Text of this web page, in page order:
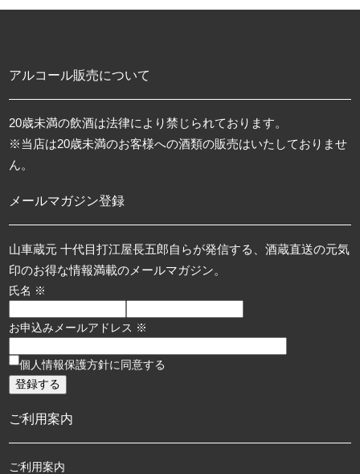
アルコール販売について
20歳未満の飲酒は法律により禁じられております。
※当店は20歳未満のお客様への酒類の販売はいたしておりませ
ん。
メールマガジン登録
山車蔵元 十代目打江屋長五郎自らが発信する、酒蔵直送の元気
印のお得な情報満載のメールマガジン。
氏名 ※
お申込みメールアドレス ※
個人情報保護方針に同意する
ご利用案内
ご利用案内